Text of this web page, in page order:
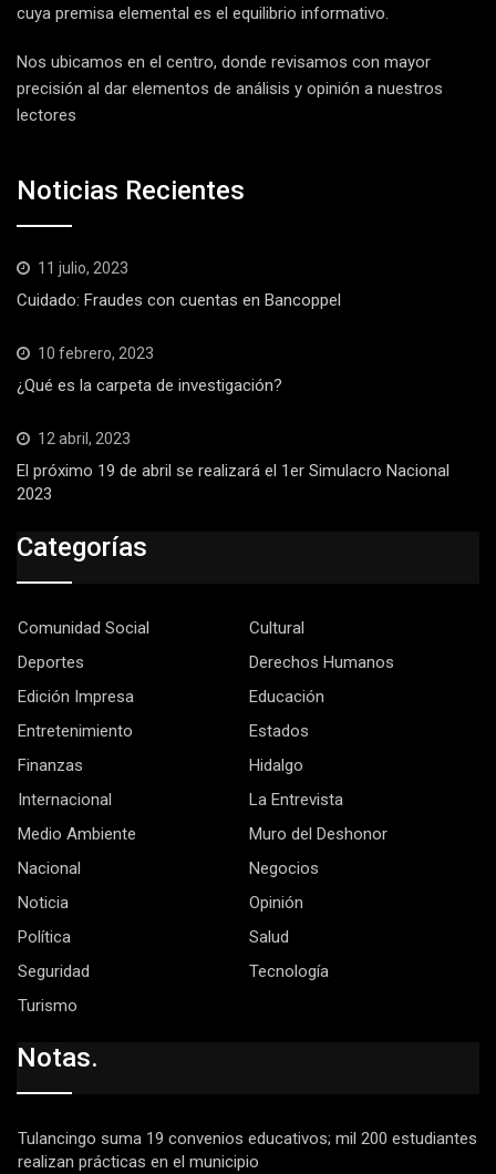
cuya premisa elemental es el equilibrio informativo.
Nos ubicamos en el centro, donde revisamos con mayor
precisión al dar elementos de análisis y opinión a nuestros
lectores
Noticias Recientes
11 julio, 2023
Cuidado: Fraudes con cuentas en Bancoppel
10 febrero, 2023
¿Qué es la carpeta de investigación?
12 abril, 2023
El próximo 19 de abril se realizará el 1er Simulacro Nacional
2023
Categorías
Comunidad Social
Cultural
Deportes
Derechos Humanos
Edición Impresa
Educación
Entretenimiento
Estados
Finanzas
Hidalgo
Internacional
La Entrevista
Medio Ambiente
Muro del Deshonor
Nacional
Negocios
Noticia
Opinión
Política
Salud
Seguridad
Tecnología
Turismo
Notas.
Tulancingo suma 19 convenios educativos; mil 200 estudiantes
realizan prácticas en el municipio